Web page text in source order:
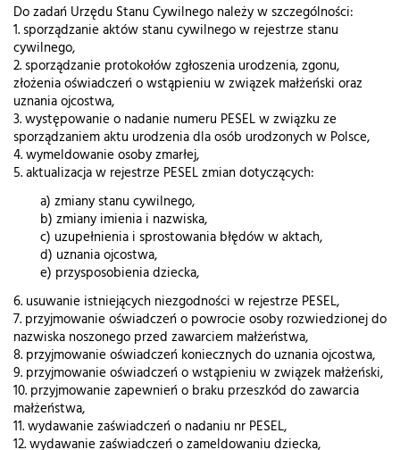
Do zadań Urzędu Stanu Cywilnego należy w szczególności:
1. sporządzanie aktów stanu cywilnego w rejestrze stanu
cywilnego,
2. sporządzanie protokołów zgłoszenia urodzenia, zgonu,
złożenia oświadczeń o wstąpieniu w związek małżeński oraz
uznania ojcostwa,
3. występowanie o nadanie numeru PESEL w związku ze
sporządzaniem aktu urodzenia dla osób urodzonych w Polsce,
4. wymeldowanie osoby zmarłej,
5. aktualizacja w rejestrze PESEL zmian dotyczących:
a) zmiany stanu cywilnego,
b) zmiany imienia i nazwiska,
c) uzupełnienia i sprostowania błędów w aktach,
d) uznania ojcostwa,
e) przysposobienia dziecka,
6. usuwanie istniejących niezgodności w rejestrze PESEL,
7. przyjmowanie oświadczeń o powrocie osoby rozwiedzionej do
nazwiska noszonego przed zawarciem małżeństwa,
8. przyjmowanie oświadczeń koniecznych do uznania ojcostwa,
9. przyjmowanie oświadczeń o wstąpieniu w związek małżeński,
10. przyjmowanie zapewnień o braku przeszkód do zawarcia
małżeństwa,
11. wydawanie zaświadczeń o nadaniu nr PESEL,
12. wydawanie zaświadczeń o zameldowaniu dziecka,